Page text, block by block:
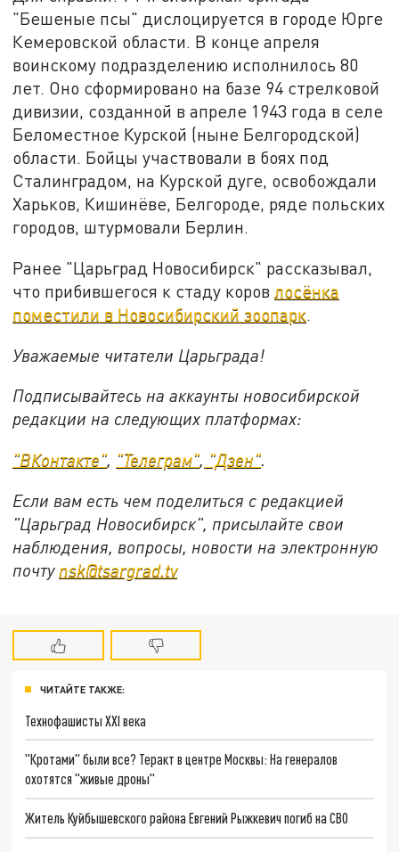
"Бешеные псы" дислоцируется в городе Юрге
Кемеровской области. В конце апреля
воинскому подразделению исполнилось 80
лет. Оно сформировано на базе 94 стрелковой
дивизии, созданной в апреле 1943 года в селе
Беломестное Курской (ныне Белгородской)
области. Бойцы участвовали в боях под
Сталинградом, на Курской дуге, освобождали
Харьков, Кишинёве, Белгороде, ряде польских
городов, штурмовали Берлин.
Ранее "Царьград Новосибирск" рассказывал,
что прибившегося к стаду коровлосёнка
поместили в Новосибирский зоопарк.
Уважаемые читатели Царьграда!
Подписывайтесь на аккаунты новосибирской
редакции на следующих платформах:
"ВКонтакте", "Телеграм", "Дзен".
Если вам есть чем поделиться с редакцией
"Царьград Новосибирск", присылайте свои
наблюдения, вопросы, новости на электронную
почту nsk@tsargrad.tv
ЧИТАЙТЕ ТАКЖЕ:
Технофашисты XXI века
"Кротами" были все? Теракт в центре Москвы: На генералов
охотятся "живые дроны"
Житель Куйбышевского района Евгений Рыжкевич погиб на СВО